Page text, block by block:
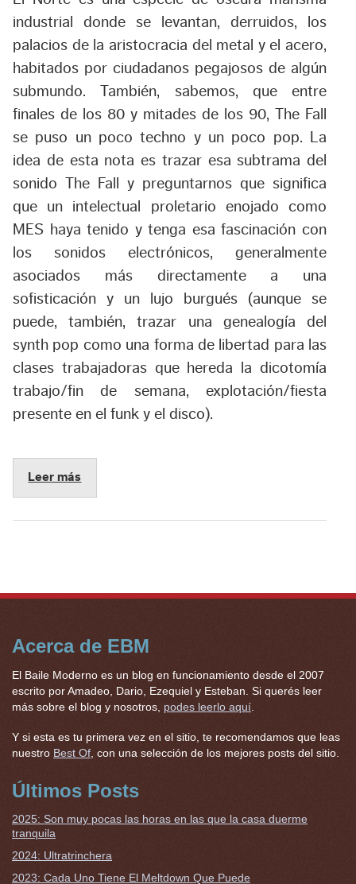
industrial donde se levantan, derruidos, los
palacios de la aristocracia del metal y el acero,
habitados por ciudadanos pegajosos de algún
submundo. También, sabemos, que entre
finales de los 80 y mitades de los 90, The Fall
se puso un poco techno y un poco pop. La
idea de esta nota es trazar esa subtrama del
sonido The Fall y preguntarnos que significa
que un intelectual proletario enojado como
MES haya tenido y tenga esa fascinación con
los sonidos electrónicos, generalmente
asociados más directamente a una
sofisticación y un lujo burgués (aunque se
puede, también, trazar una genealogía del
synth pop como una forma de libertad para las
clases trabajadoras que hereda la dicotomía
trabajo/fin de semana, explotación/fiesta
presente en el funk y el disco).
Leer más
Acerca de EBM
El Baile Moderno es un blog en funcionamiento desde el 2007
escrito por Amadeo, Dario, Ezequiel y Esteban. Si querés leer
más sobre el blog y nosotros, podes leerlo aquí
Y si esta es tu primera vez en el sitio, te recomendamos que leas
nuestro Best Of , con una selección de los mejores posts del sitio.
Últimos Posts
2025: Son muy pocas las horas en las que la casa duerme
tranquila
2024: Ultratrinchera
2023: Cada Uno Tiene El Meltdown Que Puede